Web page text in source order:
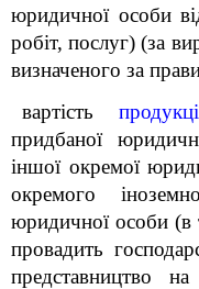
юридичної особи
робіт, послуг) (за
визначеного за
вартість
придбаної
іншої окремої
окремого
юридичної особи (в
провадить
представництво